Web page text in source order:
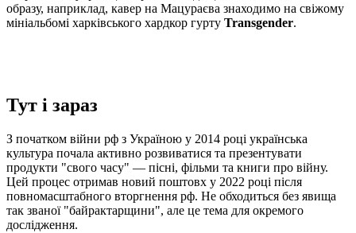
образу, наприклад, кавер на Мацураєва знаходимо на свіжому
мініальбомі харківського хардкор гурту Transgender.
Тут і зараз
З початком війни рф з Україною у 2014 році українська
культура почала активно розвиватися та презентувати
продукти "свого часу" — пісні, фільми та книги про війну.
Цей процес отримав новий поштовх у 2022 році після
повномасштабного вторгнення рф. Не обходиться без явища
так званої "байрактарщини", але це тема для окремого
дослідження.